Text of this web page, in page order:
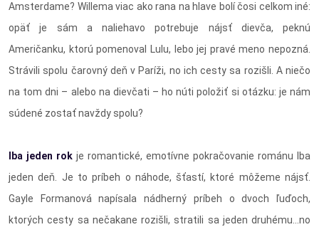
Amsterdame? Willema viac ako rana na hlave bolí čosi celkom iné:
opäť je sám a naliehavo potrebuje nájsť dievča, peknú
Američanku, ktorú pomenoval Lulu, lebo jej pravé meno nepozná.
Strávili spolu čarovný deň v Paríži, no ich cesty sa rozišli. A niečo
na tom dni – alebo na dievčati – ho núti položiť si otázku: je nám
súdené zostať navždy spolu?
Iba jeden rok je romantické, emotívne pokračovanie románu Iba
jeden deň. Je to príbeh o náhode, šťastí, ktoré môžeme nájsť.
Gayle Formanová napísala nádherný príbeh o dvoch ľuďoch,
ktorých cesty sa nečakane rozišli, stratili sa jeden druhému...no